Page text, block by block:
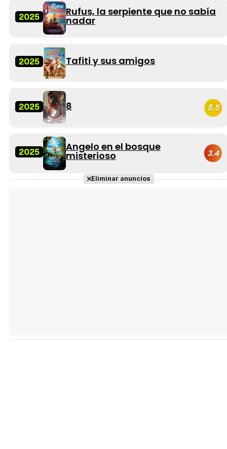
2025 Rufus, la serpiente que no sabía
nadar
2025 Tafiti y sus amigos
2025 8 5.5
2025 Angelo en el bosque
misterioso 3.4
Eliminar anuncios